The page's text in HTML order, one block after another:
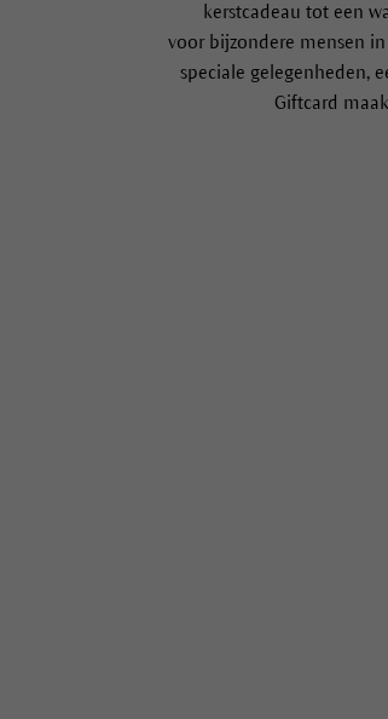
kerstcadeau tot een
voor bijzondere mensen
speciale gelegenheden,
Giftcard